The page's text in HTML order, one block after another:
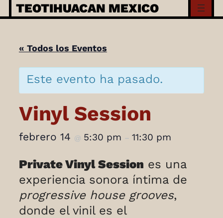
Skip
to
TEOTIHUACAN MEXICO
« Todos los Eventos
Este evento ha pasado.
Vinyl Session
febrero 14 @ 5:30 pm – 11:30 pm
Private Vinyl Session es una
experiencia sonora íntima de
progressive house grooves,
donde el vinil es el